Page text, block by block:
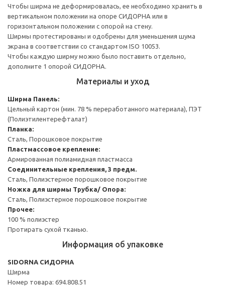
Чтобы ширма не деформировалась, ее необходимо хранить в
вертикальном положении на опоре СИДОРНА или в
горизонтальном положении с опорой на стену.
Ширмы протестированы и одобрены для уменьшения шума
экрана в соответствии со стандартом ISO 10053.
Чтобы каждую ширму можно было поставить отдельно,
дополните 1 опорой СИДОРНА.
Материалы и уход
Ширма Панель:
Цельный картон (мин. 78 % переработанного материала), ПЭТ
(Полиэтилентерефталат)
Планка:
Сталь, Порошковое покрытие
Пластмассовое крепление:
Армированная полиамидная пластмасса
Соединительные крепления, 3 предм.
Сталь, Полиэстерное порошковое покрытие
Ножка для ширмы Трубка/ Опора:
Сталь, Полиэстерное порошковое покрытие
Прочее:
100 % полиэстер
Протирать сухой тканью.
Информация об упаковке
SIDORNA СИДОРНА
Ширма
Номер товара: 694.808.51